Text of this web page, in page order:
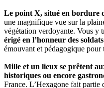
Le point X, situé en bordure
une magnifique vue sur la
végétation verdoyante. Vous y
érigé en l’honneur des
émouvant et pédagogique pour
Mille et un lieux se prêtent
historiques ou encore
France. L’Hexagone fait partie